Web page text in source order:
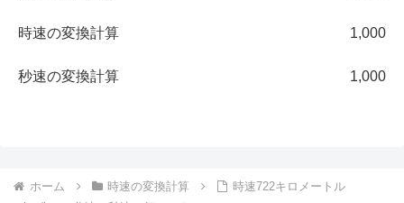
時速の変換計算 1,000
秒速の変換計算 1,000
ホーム 時速の変換計算
時速722キロメートル